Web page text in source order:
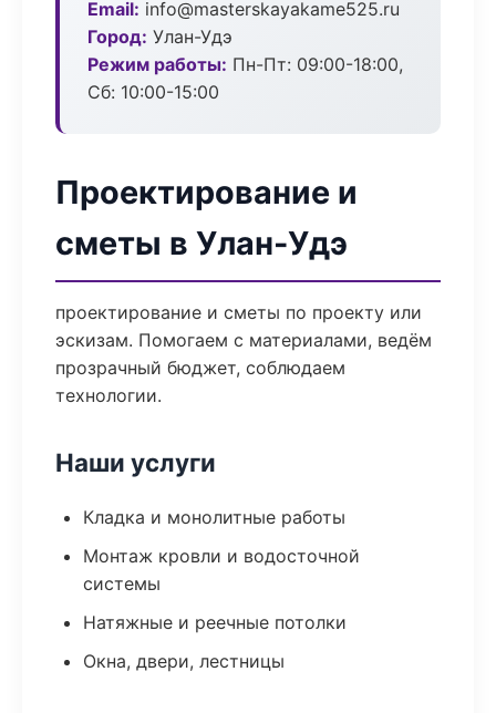
Email: info@masterskayakame525.ru
Город: Улан-Удэ
Режим работы: Пн-Пт: 09:00-18:00,
Сб: 10:00-15:00
Проектирование и
сметы в Улан-Удэ
проектирование и сметы по проекту или
эскизам. Помогаем с материалами, ведём
прозрачный бюджет, соблюдаем
технологии.
Наши услуги
Кладка и монолитные работы
Монтаж кровли и водосточной
системы
Натяжные и реечные потолки
Окна, двери, лестницы